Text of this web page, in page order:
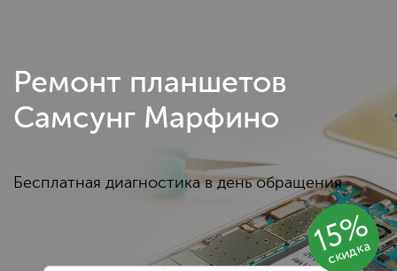
15%
скидка
Ремонт планшетов
Самсунг Марфино
Бесплатная диагностика в день обращения